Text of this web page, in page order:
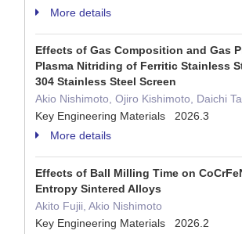
More details
Effects of Gas Composition and Gas
Plasma Nitriding of Ferritic Stainless
304 Stainless Steel Screen
Akio Nishimoto, Ojiro Kishimoto, Daichi
Key Engineering Materials 2026.3
More details
Effects of Ball Milling Time on
Entropy Sintered Alloys
Akito Fujii, Akio Nishimoto
Key Engineering Materials 2026.2